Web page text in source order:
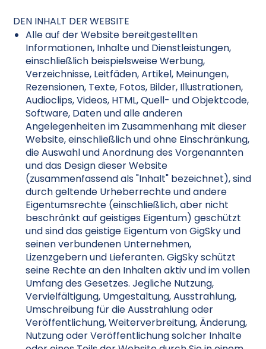
DEN INHALT DER WEBSITE
Alle auf der Website bereitgestellten
Informationen, Inhalte und Dienstleistungen,
einschließlich beispielsweise Werbung,
Verzeichnisse, Leitfäden, Artikel, Meinungen,
Rezensionen, Texte, Fotos, Bilder, Illustrationen,
Audioclips, Videos, HTML, Quell- und Objektcode,
Software, Daten und alle anderen
Angelegenheiten im Zusammenhang mit dieser
Website, einschließlich und ohne Einschränkung,
die Auswahl und Anordnung des Vorgenannten
und das Design dieser Website
(zusammenfassend als "Inhalt" bezeichnet), sind
durch geltende Urheberrechte und andere
Eigentumsrechte (einschließlich, aber nicht
beschränkt auf geistiges Eigentum) geschützt
und sind das geistige Eigentum von GigSky und
seinen verbundenen Unternehmen,
Lizenzgebern und Lieferanten. GigSky schützt
seine Rechte an den Inhalten aktiv und im vollen
Umfang des Gesetzes. Jegliche Nutzung,
Vervielfältigung, Umgestaltung, Ausstrahlung,
Umschreibung für die Ausstrahlung oder
Veröffentlichung, Weiterverbreitung, Änderung,
Nutzung oder Veröffentlichung solcher Inhalte